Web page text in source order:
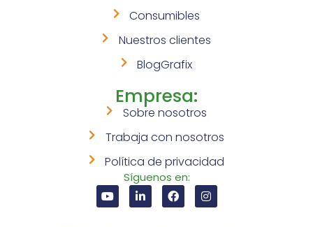
Consumibles
Nuestros clientes
BlogGrafix
Empresa:
Sobre nosotros
Trabaja con nosotros
Política de privacidad
Síguenos en: